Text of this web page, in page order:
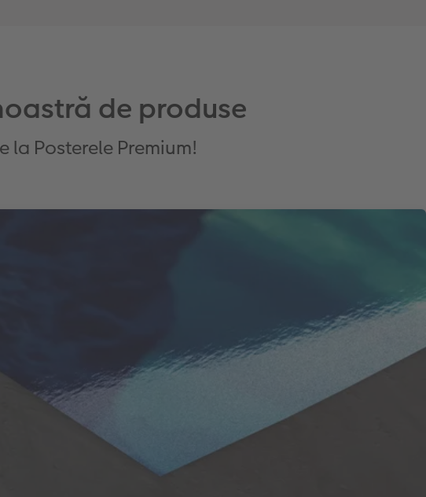
de produse
Posterele Premium!